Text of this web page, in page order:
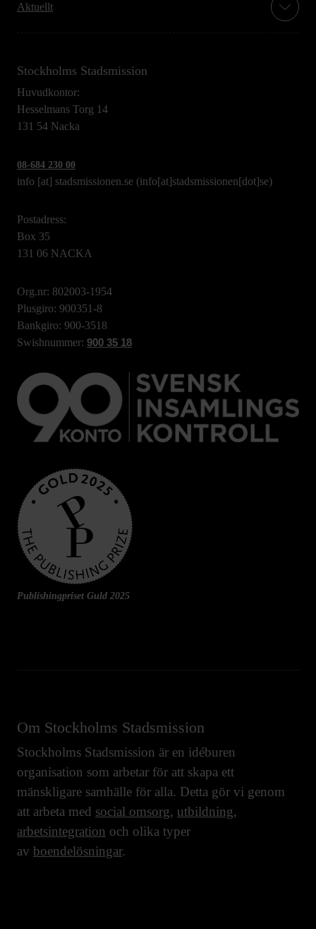
Aktuellt
Stockholms Stadsmission
Huvudkontor:
Hesselmans Torg 14
131 54 Nacka
08-684 230 00
info [at] stadsmissionen.se (info[at]stadsmissionen[dot]se)
Postadress:
Box 35
131 06 NACKA
Org.nr: 802003-1954
Plusgiro: 900351-8
Bankgiro: 900-3518
Swishnummer: 900 35 18
Publishingpriset Guld 2025
Om Stockholms Stadsmission
Stockholms Stadsmission är en idéburen
organisation som arbetar för att skapa ett
mänskligare samhälle för alla. Detta gör vi genom
att arbeta med social omsorg, utbildning,
arbetsintegration och olika typer
av boendelösningar.